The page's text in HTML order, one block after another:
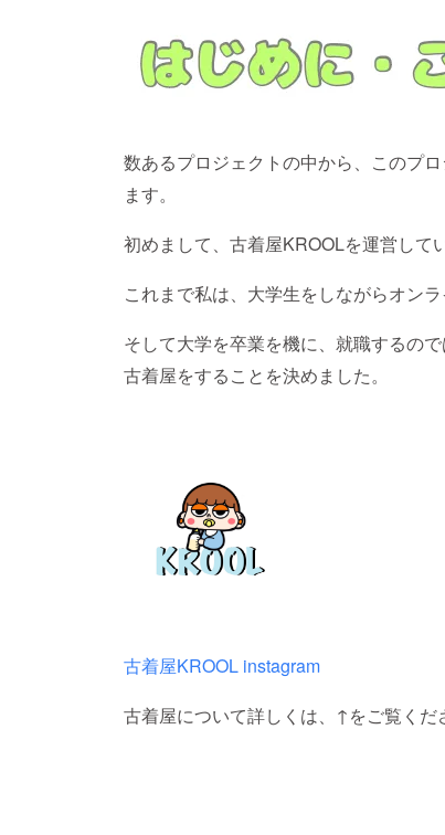
数あるプロジェクトの中から、このプ
ます。
初めまして、古着屋KROOLを運営して
これまで私は、大学生をしながらオン
そして大学を卒業を機に、就職するの
古着屋をすることを決めました。
古着屋KROOL instagram
古着屋について詳しくは、↑をご覧くだ